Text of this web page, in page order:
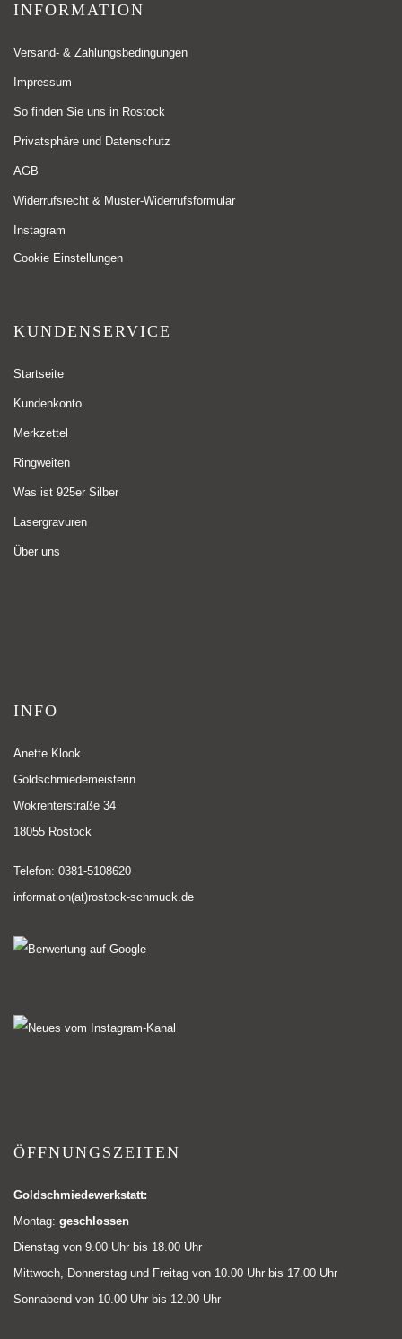
INFORMATION
Versand- & Zahlungsbedingungen
Impressum
So finden Sie uns in Rostock
Privatsphäre und Datenschutz
AGB
Widerrufsrecht & Muster-Widerrufsformular
Instagram
Cookie Einstellungen
KUNDENSERVICE
Startseite
Kundenkonto
Merkzettel
Ringweiten
Was ist 925er Silber
Lasergravuren
Über uns
INFO
Anette Klook
Goldschmiedemeisterin
Wokrenterstraße 34
18055 Rostock
Telefon: 0381-5108620
information(at)rostock-schmuck.de
ÖFFNUNGSZEITEN
Goldschmiedewerkstatt:
Montag: geschlossen
Dienstag von 9.00 Uhr bis 18.00 Uhr
Mittwoch, Donnerstag und Freitag von 10.00 Uhr bis 17.00 Uhr
Sonnabend von 10.00 Uhr bis 12.00 Uhr